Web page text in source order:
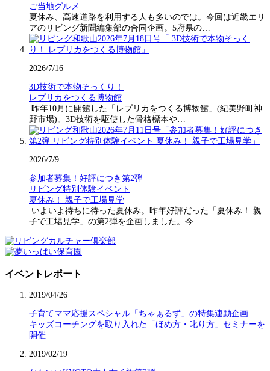
ご当地グルメ
夏休み、高速道路を利用する人も多いのでは。今回は近畿エリ
アのリビング新聞編集部の合同企画。5府県の…
2026/7/16
3D技術で本物そっくり！
レプリカをつくる博物館
昨年10月に開館した「レプリカをつくる博物館」(紀美野町神
野市場)。3D技術を駆使した骨格標本や…
2026/7/9
参加者募集！好評につき第2弾
リビング特別体験イベント
夏休み！ 親子で工場見学
いよいよ待ちに待った夏休み。昨年好評だった「夏休み！ 親
子で工場見学」の第2弾を企画しました。今…
イベントレポート
2019/04/26
子育てママ応援スペシャル「ちゃぁるず」の特集連動企画
キッズコーチングを取り入れた「ほめ方・叱り方」セミナーを
開催
2019/02/19